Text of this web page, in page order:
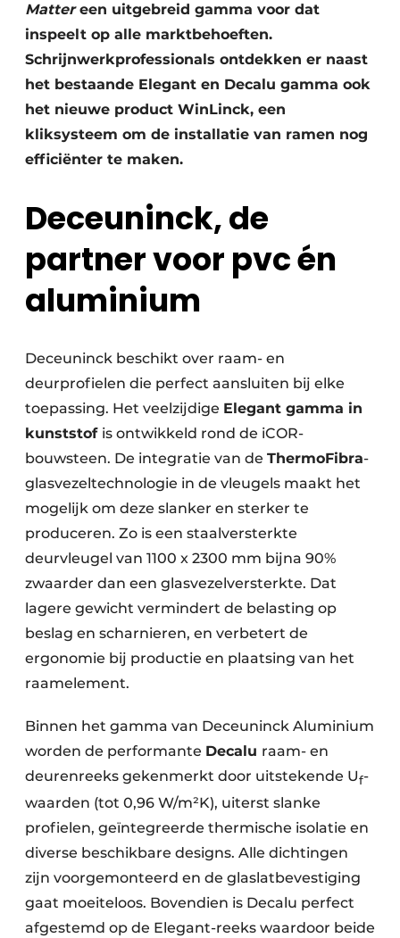
Mattereen uitgebreid gamma voor dat
inspeelt op alle marktbehoeften.
Schrijnwerkprofessionals ontdekken er naast
het bestaande Elegant en Decalu gamma ook
het nieuwe product WinLinck, een
kliksysteem om de installatie van ramen nog
efficiënter te maken.
Deceuninck, de
partner voor pvc én
aluminium
Deceuninck beschikt over raam- en
deurprofielen die perfect aansluiten bij elke
toepassing. Het veelzijdige Elegant gamma in
kunststof is ontwikkeld rond de iCOR-
bouwsteen. De integratie van de ThermoFibra-
glasvezeltechnologie in de vleugels maakt het
mogelijk om deze slanker en sterker te
produceren. Zo is een staalversterkte
deurvleugel van 1100 x 2300 mm bijna 90%
zwaarder dan een glasvezelversterkte. Dat
lagere gewicht vermindert de belasting op
beslag en scharnieren, en verbetert de
ergonomie bij productie en plaatsing van het
raamelement. ​
Binnen het gamma van Deceuninck Aluminium
worden de performante Decalu raam- en
deurenreeks gekenmerkt door uitstekende Uf-
waarden (tot 0,96 W/m²K), uiterst slanke
profielen, geïntegreerde thermische isolatie en
diverse beschikbare designs. Alle dichtingen
zijn voorgemonteerd en de glaslatbevestiging
gaat moeiteloos. Bovendien is Decalu perfect
afgestemd op de Elegant-reeks waardoor beide